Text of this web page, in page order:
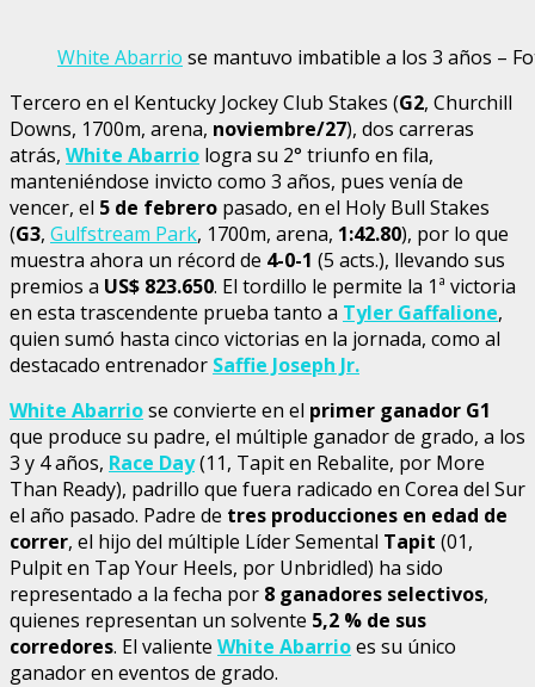
White Abarrio se mantuvo imbatible a los 3 años –
Tercero en el Kentucky Jockey Club Stakes (G2, Churchill
Downs, 1700m, arena, noviembre/27), dos carreras
atrás, White Abarrio logra su 2° triunfo en fila,
manteniéndose invicto como 3 años, pues venía de
vencer, el 5 de febrero pasado, en el Holy Bull Stakes
(G3, Gulfstream Park, 1700m, arena, 1:42.80), por lo que
muestra ahora un récord de 4-0-1 (5 acts.), llevando sus
premios a US$ 823.650. El tordillo le permite la 1ª victoria
en esta trascendente prueba tanto a Tyler Gaffalione,
quien sumó hasta cinco victorias en la jornada, como al
destacado entrenador Saffie Joseph Jr.
White Abarriose convierte en el primer ganador G1
que produce su padre, el múltiple ganador de grado, a los
3 y 4 años, Race Day(11, Tapit en Rebalite, por More
Than Ready), padrillo que fuera radicado en Corea del Sur
el año pasado. Padre de tres producciones en edad de
correr, el hijo del múltiple Líder Semental Tapit (01,
Pulpit en Tap Your Heels, por Unbridled) ha sido
representado a la fecha por 8 ganadores selectivos,
quienes representan un solvente 5,2 % de sus
corredores. El valiente White Abarrioes su único
ganador en eventos de grado.